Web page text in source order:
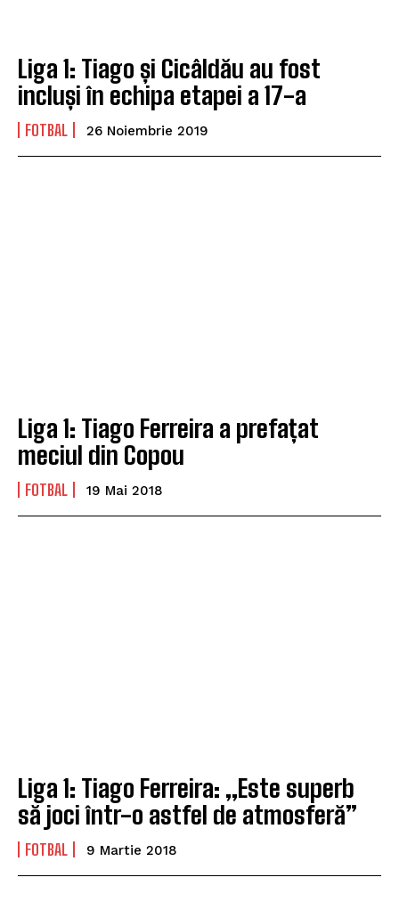
Liga 1: Tiago și Cicâldău au fost
incluși în echipa etapei a 17-a
FOTBAL 26 Noiembrie 2019
Liga 1: Tiago Ferreira a prefațat
meciul din Copou
FOTBAL 19 Mai 2018
Liga 1: Tiago Ferreira: „Este superb
să joci într-o astfel de atmosferă”
FOTBAL 9 Martie 2018